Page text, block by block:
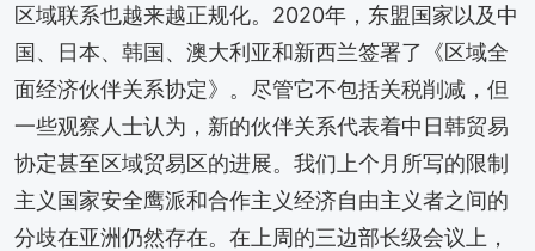
区域联系也越来越正规化。2020年，东盟国家以及中
国、日本、韩国、澳大利亚和新西兰签署了《区域全
面经济伙伴关系协定》。尽管它不包括关税削减，但
一些观察人士认为，新的伙伴关系代表着中日韩贸易
协定甚至区域贸易区的进展。我们上个月所写的限制
主义国家安全鹰派和合作主义经济自由主义者之间的
分歧在亚洲仍然存在。在上周的三边部长级会议上，